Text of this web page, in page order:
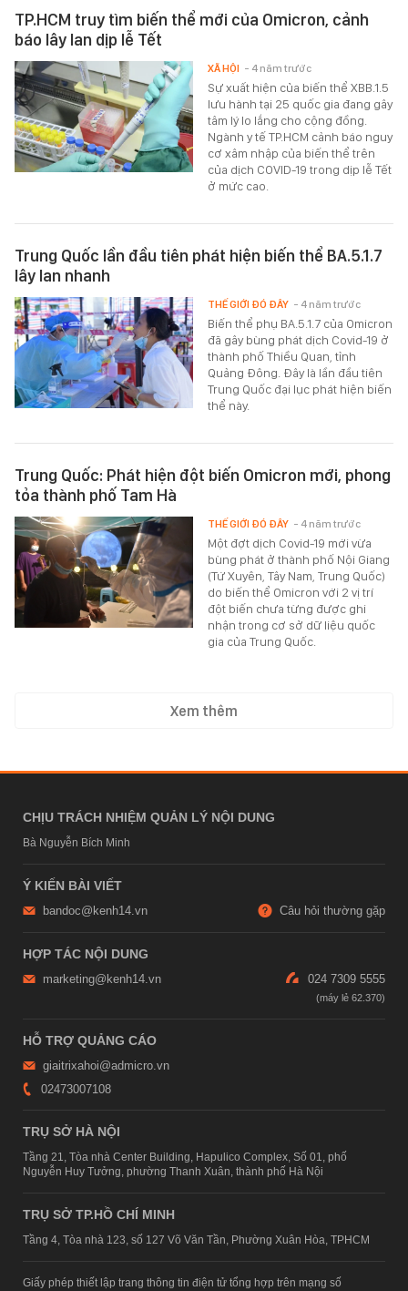
TP.HCM truy tìm biến thể mới của Omicron, cảnh
báo lây lan dịp lễ Tết
Sự xuất hiện của biến thể XBB.1.5
lưu hành tại 25 quốc gia đang gây
tâm lý lo lắng cho cộng đồng.
Ngành y tế TP.HCM cảnh báo nguy
cơ xâm nhập của biến thể trên
của dịch COVID-19 trong dịp lễ Tết
ở mức cao.
XÃ HỘI - 4 năm trước
Trung Quốc lần đầu tiên phát hiện biến thể BA.5.1.7
lây lan nhanh
Biến thể phụ BA.5.1.7 của Omicron
đã gây bùng phát dịch Covid-19 ở
thành phố Thiều Quan, tỉnh
Quảng Đông. Đây là lần đầu tiên
Trung Quốc đại lục phát hiện biến
thể này.
THẾ GIỚI ĐÓ ĐÂY - 4 năm trước
Trung Quốc: Phát hiện đột biến Omicron mới, phong
tỏa thành phố Tam Hà
Một đợt dịch Covid-19 mới vừa
bùng phát ở thành phố Nội Giang
(Tứ Xuyên, Tây Nam, Trung Quốc)
do biến thể Omicron với 2 vị trí
đột biến chưa từng được ghi
nhận trong cơ sở dữ liệu quốc
gia của Trung Quốc.
THẾ GIỚI ĐÓ ĐÂY - 4 năm trước
Xem thêm
CHỊU TRÁCH NHIỆM QUẢN LÝ NỘI DUNG
Bà Nguyễn Bích Minh
Ý KIẾN BÀI VIẾT
bandoc@kenh14.vn Câu hỏi thường gặp
HỢP TÁC NỘI DUNG
marketing@kenh14.vn 024 7309 5555
HỖ TRỢ QUẢNG CÁO
giaitrixahoi@admicro.vn
02473007108
TRỤ SỞ HÀ NỘI
Tầng 21, Tòa nhà Center Building, Hapulico Complex, Số 01, phố
Nguyễn Huy Tưởng, phường Thanh Xuân, thành phố Hà Nội
TRỤ SỞ TP.HỒ CHÍ MINH
Tầng 4, Tòa nhà 123, số 127 Võ Văn Tần, Phường Xuân Hòa, TPHCM
Giấy phép thiết lập trang thông tin điện tử tổng hợp trên mạng số